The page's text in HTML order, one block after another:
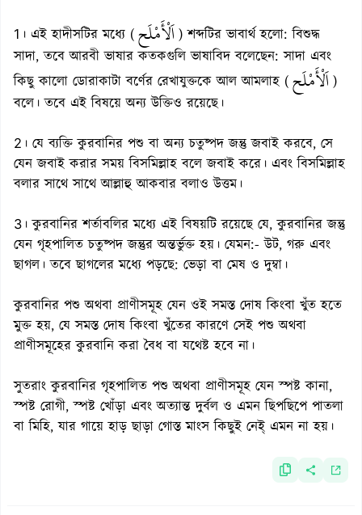
1। এই হাদীসটির মধ্যে ( اَلْأَمْلَح ) শব্দটির ভাবার্থ হলো: বিশুদ্ধ
সাদা, তবে আরবী ভাষার কতকগুলি ভাষাবিদ বলেছেন: সাদা এবং
কিছু কালো ডোরাকাটা বর্ণের রেখাযুক্তকে আল আমলাহ ( اَلْأَمْلَح )
বলে। তবে এই বিষয়ে অন্য উক্তিও রয়েছে।
2। যে ব্যক্তি কুরবানির পশু বা অন্য চতুষ্পদ জন্তু জবাই করবে, সে
যেন জবাই করার সময় বিসমিল্লাহ বলে জবাই করে। এবং বিসমিল্লাহ
বলার সাথে সাথে আল্লাহু আকবার বলাও উত্তম।
3। কুরবানির শর্তাবলির মধ্যে এই বিষয়টি রয়েছে যে, কুরবানির জন্তু
যেন গৃহপালিত চতুষ্পদ জন্তুর অন্তর্ভুক্ত হয়। যেমন:- উট, গরু এবং
ছাগল। তবে ছাগলের মধ্যে পড়ছে: ভেড়া বা মেষ ও দুম্বা।
কুরবানির পশু অথবা প্রাণীসমূহ যেন ওই সমস্ত দোষ কিংবা খুঁত হতে
মুক্ত হয়, যে সমস্ত দোষ কিংবা খুঁতের কারণে সেই পশু অথবা
প্রাণীসমূহের কুরবানি করা বৈধ বা যথেষ্ট হবে না।
সুতরাং কুরবানির গৃহপালিত পশু অথবা প্রাণীসমূহ যেন স্পষ্ট কানা,
স্পষ্ট রোগী, স্পষ্ট খোঁড়া এবং অত্যান্ত দুর্বল ও এমন ছিপছিপে পাতলা
বা মিহি, যার গায়ে হাড় ছাড়া গোস্ত মাংস কিছুই নেই্ এমন না হয়।